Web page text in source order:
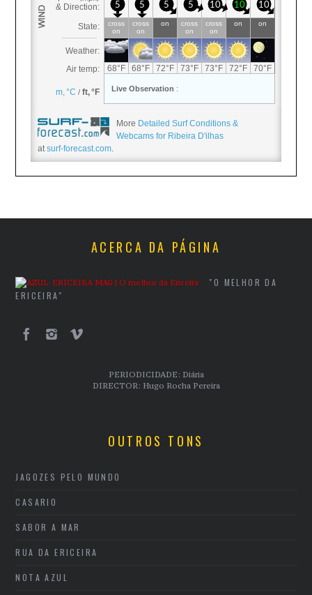
More Detailed Surf Conditions &
Webcams for Ribeira D'ilhas
at surf-forecast.com.
ACERCA DA PÁGINA
"O MELHOR DA
ERICEIRA"
PERIODICIDADE: Diária
DIRECTOR: Hugo Rocha Pereira
OUTROS TONS
JAGOZES PELO MUNDO
CASARIO
SABOR A MAR
RUA DA ERICEIRA
NOTA AZUL